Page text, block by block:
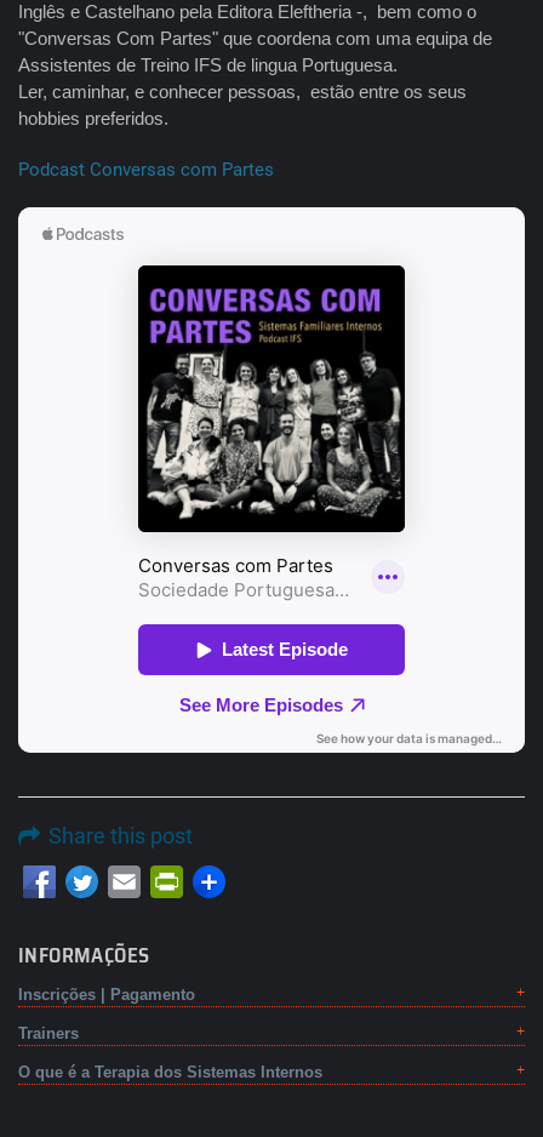
Inglês e Castelhano pela Editora Eleftheria -, bem como o
"Conversas Com Partes" que coordena com uma equipa de
Assistentes de Treino IFS de lingua Portuguesa.
Ler, caminhar, e conhecer pessoas, estão entre os seus
hobbies preferidos.
Podcast Conversas com Partes
Share this post
Email PrintFriendly
INFORMAÇÕES
Inscrições | Pagamento
Trainers
O que é a Terapia dos Sistemas Internos